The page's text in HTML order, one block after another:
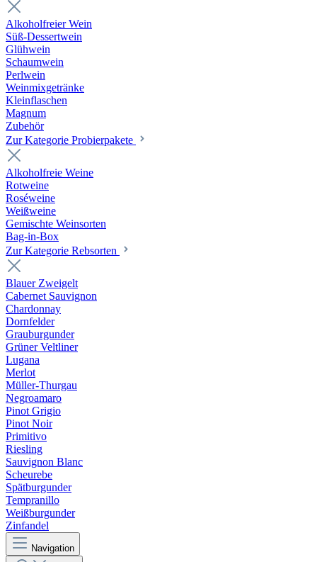
Alkoholfreier Wein
Süß-Dessertwein
Glühwein
Schaumwein
Perlwein
Weinmixgetränke
Kleinflaschen
Magnum
Zubehör
Zur Kategorie Probierpakete
Alkoholfreie Weine
Rotweine
Roséweine
Weißweine
Gemischte Weinsorten
Bag-in-Box
Zur Kategorie Rebsorten
Blauer Zweigelt
Cabernet Sauvignon
Chardonnay
Dornfelder
Grauburgunder
Grüner Veltliner
Lugana
Merlot
Müller-Thurgau
Negroamaro
Pinot Grigio
Pinot Noir
Primitivo
Riesling
Sauvignon Blanc
Scheurebe
Spätburgunder
Tempranillo
Weißburgunder
Zinfandel
Navigation